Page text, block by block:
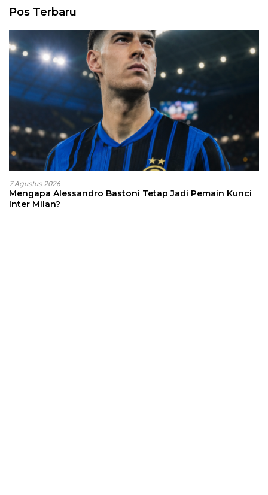
Pos Terbaru
7 Agustus 2026
Mengapa Alessandro Bastoni Tetap Jadi Pemain Kunci
Inter Milan?